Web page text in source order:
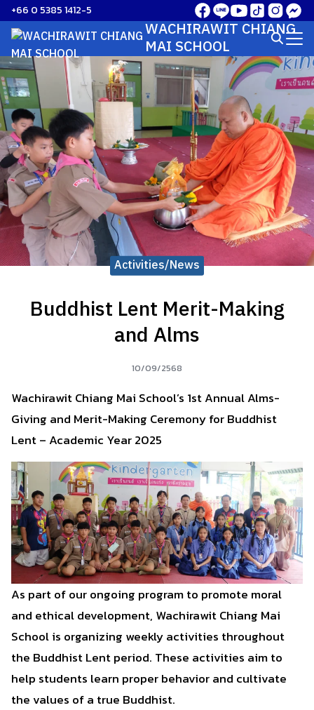
Skip
to
content
+66 0 5385 1412-5
WACHIRAWIT CHIANG
MAI SCHOOL
Search
for:
Activities/News
Buddhist Lent Merit-Making
and Alms
10/09/2568
Wachirawit Chiang Mai School’s 1st Annual Alms-
Giving and Merit-Making Ceremony for Buddhist
Lent – Academic Year 2025
As part of our ongoing program to promote moral
and ethical development, Wachirawit Chiang Mai
School is organizing weekly activities throughout
the Buddhist Lent period. These activities aim to
help students learn proper behavior and cultivate
the values of a true Buddhist.